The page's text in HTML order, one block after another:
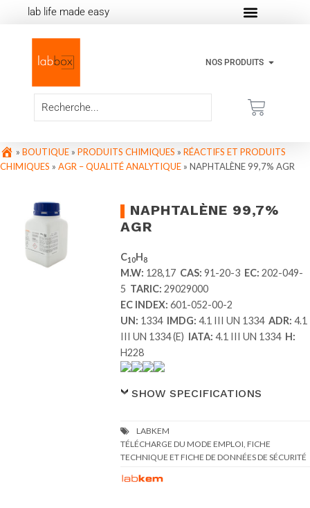
lab life made easy
NOS PRODUITS
» BOUTIQUE » PRODUITS CHIMIQUES » RÉACTIFS ET PRODUITS
CHIMIQUES » AGR – QUALITÉ ANALYTIQUE » NAPHTALÈNE 99,7% AGR
NAPHTALÈNE 99,7%
AGR
C10H 8
M.W: 128,17 CAS:91-20-3 EC:202-049-
5 TARIC:29029000
EC INDEX:601-052-00-2
UN: 1334 IMDG:4.1 III UN 1334ADR:4.1
III UN 1334 (E)
IATA:4.1 III UN 1334 H:
H228
SHOW SPECIFICATIONS
TÉLÉCHARGE DU MODE EMPLOI, FICHE
TECHNIQUE ET FICHE DE DONNÉES DE SÉCURITÉ